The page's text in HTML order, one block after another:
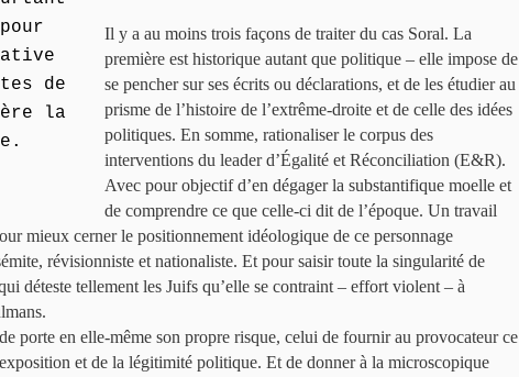
de
la
Il y a au moins trois façons de traiter du cas Soral. La
première est historique autant que politique – elle impose de
se pencher sur ses écrits ou déclarations, et de les étudier au
prisme de l’histoire de l’extrême-droite et de celle des idées
politiques. En somme, rationaliser le corpus des
interventions du leader d’Égalité et Réconciliation (E&R).
Avec pour objectif d’en dégager la substantifique moelle et
de comprendre ce que celle-ci dit de l’époque. Un travail
mieux cerner le positionnement idéologique de ce personnage
révisionniste et nationaliste. Et pour saisir toute la singularité de
déteste tellement les Juifs qu’elle se contraint – effort violent – à
porte en elle-même son propre risque, celui de fournir au provocateur ce
et de la légitimité politique. Et de donner à la microscopique